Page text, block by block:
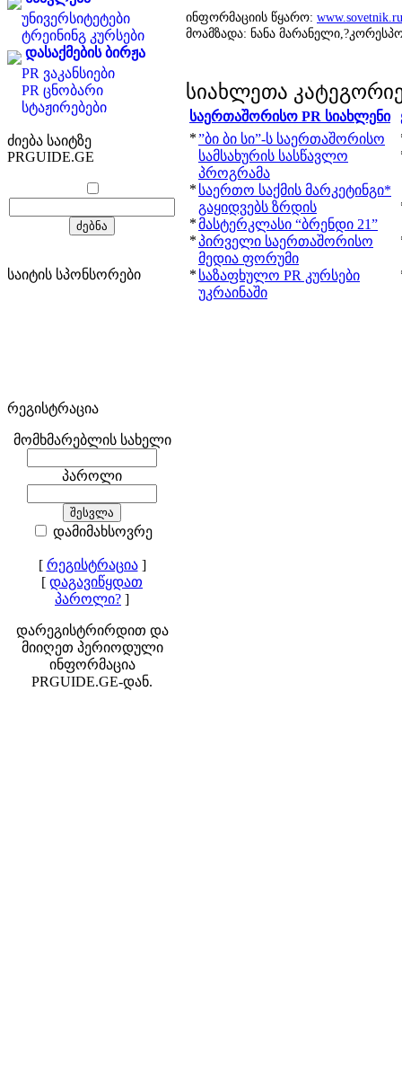
უნივერსიტეტები
ტრეინინგ კურსები
დასაქმების ბირჟა
PR ვაკანსიები
PR ცნობარი
სტაჟირებები
ძიება საიტზე
PRGUIDE.GE
საიტის სპონსორები
რეგისტრაცია
მომხმარებლის სახელი
პაროლი
დამიმახსოვრე
[ რეგისტრაცია]
[ დაგავიწყდათ
პაროლი? ]
დარეგისტრირდით და
მიიღეთ პერიოდული
ინფორმაცია
PRGUIDE.GE-დან.
ინფორმაციის წყარო: www.sovetnik.ru
მოამზადა: ნანა
სიახლეთა
საერთაშორისო PR სიახლენი
*”ბი ბი სი”-ს საერთაშორისო
სამსახურის სასწავლო
პროგრამა
* საერთო საქმის მარკეტინგი*
გაყიდვებს ზრდის
*მასტერკლასი “ბრენდი 21”
*პირველი საერთაშორისო
მედია ფორუმი
* საზაფხულო PR კურსები
უკრაინაში